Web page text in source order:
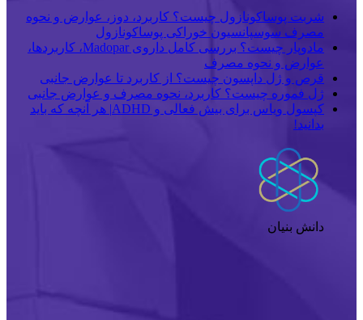
شربت پوساکونازول چیست؟ کاربرد، دوز، عوارض و نحوه
مصرف سوسپانسیون خوراکی پوساکونازول
مادوپار چیست؟ بررسی کامل داروی Madopar، کاربردها،
عوارض و نحوه مصرف
قرص و ژل داپسون چیست؟ از کاربرد تا عوارض جانبی
ژل فموره چیست؟ کاربرد، نحوه مصرف و عوارض جانبی
کپسول ویاس برای بیش فعالی و ADHD| هر آنچه که باید
بدانید!
دانش بنیان